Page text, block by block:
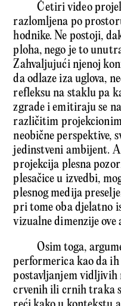
Četiri video
razlomljena po
hodnike. Ne postoji,
ploha, nego je to
Zahvaljujući njenoj
da odlaze iza uglova,
refleksu na staklu pa
zgrade i emitiraju se
različitim
neobične perspektive,
jedinstveni ambijent.
projekcija plesna
plesačice u izvedbi,
plesnog medija
pri tome oba djelatno
vizualne dimenzije
Osim toga,
performerica kao da
postavljanjem vidljivih
crvenih ili crnih traka